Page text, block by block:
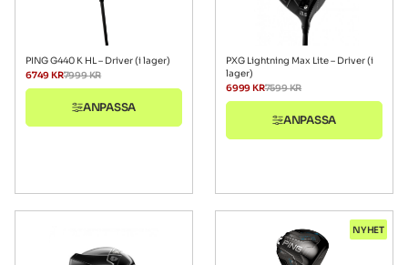
PING G440 K HL – Driver (i lager)
7999KR
6749KR
ANPASSA
PXG Lightning Max Lite – Driver (i
lager)
7599KR
6999KR
ANPASSA
NYHET